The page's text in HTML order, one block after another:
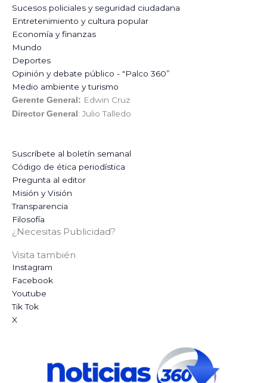
Sucesos policiales y seguridad ciudadana
Entretenimiento y cultura popular
Economía y finanzas
Mundo
Deportes
Opinión y debate público - "Palco 360”
Medio ambiente y turismo
Gerente General: Edwin Cruz
Director General : Julio Talledo
Suscríbete al boletín semanal
Código de ética periodística
Pregunta al editor
Misión y Visión
Transparencia
Filosofía
¿Necesitas Publicidad?
Visita también
Instagram
Facebook
Youtube
Tik Tok
X